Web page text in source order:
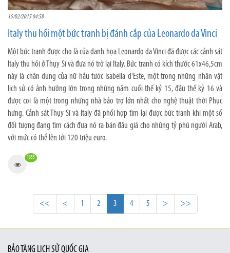
15/02/2015 04:58
Italy thu hồi một bức tranh bị đánh cắp của Leonardo da Vinci
Một bức tranh được cho là của danh họa Leonardo da Vinci đã được các cảnh sát
Italy thu hồi ở Thụy Sĩ và đưa nó trở lại Italy. Bức tranh có kích thước 61x46,5cm
này là chân dung của nữ hầu tước Isabella d'Este, một trong những nhân vật
lịch sử có ảnh hưởng lớn trong những năm cuối thế kỷ 15, đầu thế kỷ 16 và
được coi là một trong những nhà bảo trợ lớn nhất cho nghệ thuật thời Phục
hưng. Cảnh sát Thụy Sĩ và Italy đã phối hợp tìm lại được bức tranh khi một số
đối tượng đang tìm cách đưa nó ra bán đấu giá cho những tỷ phú người Arab,
với mức có thể lên tới 120 triệu euro.
1855
<< < 1 2 3 4 5 > >>
BẢO TÀNG LỊCH SỬ QUỐC GIA